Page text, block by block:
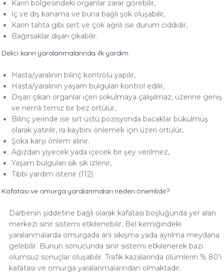
Karın bölgesindeki organlar zarar görebilir,
İç ve dış kanama ve buna bağlı şok oluşabilir,
Karın tahta gibi sert ve çok ağrılı ise durum ciddidir,
Bağırsaklar dışarı çıkabilir.
Delici karın yaralanmalarında ilk yardım
Hasta/yaralının bilinç kontrolü yapılır,
Hasta/yaralının yaşam bulguları kontrol edilir,
Dışarı çıkan organlar içeri sokulmaya çalışılmaz, üzerine geniş
ve nemli temiz bir bez örtülür,
Bilinç yerinde ise sırt üstü pozisyonda bacaklar bükülmüş
olarak yatırılır, ısı kaybını önlemek için üzeri örtülür,
Şoka karşı önlem alınır.
Ağızdan yiyecek yada içecek bir şey verilmez,
Yaşam bulguları sık sık izlenir,
Tıbbi yardım istenir (112).
Kafatası ve omurga yaralanmaları neden önemlidir?
Darbenin şiddetine bağlı olarak kafatası boşluğunda yer alan
merkezi sinir sistemi etkilenebilir. Bel kemiğindeki
yaralanmalarda omurgada ani sıkışma yada ayrılma meydana
gelebilir. Bunun sonucunda sinir sistemi etkilenerek bazı
olumsuz sonuçlar oluşabilir. Trafik kazalarında ölümlerin % 80’i
kafatası ve omurga yaralanmalarından olmaktadır.